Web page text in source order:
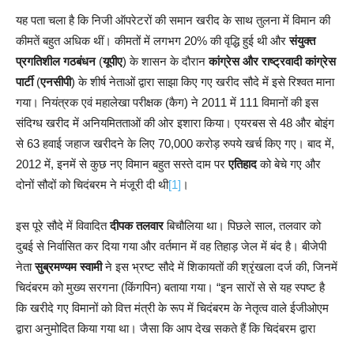
यह पता चला है कि निजी ऑपरेटरों की समान खरीद के साथ तुलना में विमान की
कीमतें बहुत अधिक थीं। कीमतों में लगभग 20% की वृद्धि हुई थी औरसंयुक्त
प्रगतिशील गठबंधन(यूपीए) के शासन के दौरानकांग्रेस और राष्ट्रवादी कांग्रेस
पार्टी(एनसीपी) के शीर्ष नेताओं द्वारा साझा किए गए खरीद सौदे में इसे रिश्वत माना
गया। नियंत्रक एवं महालेखा परीक्षक (कैग) ने 2011 में 111 विमानों की इस
संदिग्ध खरीद में अनियमितताओं की ओर इशारा किया। एयरबस से 48 और बोइंग
से 63 हवाई जहाज खरीदने के लिए 70,000 करोड़ रुपये खर्च किए गए। बाद में,
2012 में, इनमें से कुछ नए विमान बहुत सस्ते दाम परएतिहादको बेचे गए और
दोनों सौदों को चिदंबरम ने मंजूरी दी थी[1] ।
इस पूरे सौदे में विवादितदीपक तलवारबिचौलिया था। पिछले साल, तलवार को
दुबई से निर्वासित कर दिया गया और वर्तमान में वह तिहाड़ जेल में बंद है। बीजेपी
नेतासुब्रमण्यम स्वामीने इस भ्रष्ट सौदे में शिकायतों की श्रृंखला दर्ज की, जिनमें
चिदंबरम को मुख्य सरगना (किंगपिन) बताया गया। “इन सारों से से यह स्पष्ट है
कि खरीदे गए विमानों को वित्त मंत्री के रूप में चिदंबरम के नेतृत्व वाले ईजीओएम
द्वारा अनुमोदित किया गया था। जैसा कि आप देख सकते हैं कि चिदंबरम द्वारा